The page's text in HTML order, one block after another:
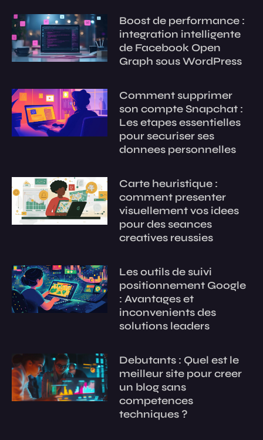
Boost de performance :
integration intelligente
de Facebook Open
Graph sous WordPress
Comment supprimer
son compte Snapchat :
Les etapes essentielles
pour securiser ses
donnees personnelles
Carte heuristique :
comment presenter
visuellement vos idees
pour des seances
creatives reussies
Les outils de suivi
positionnement Google
: Avantages et
inconvenients des
solutions leaders
Debutants : Quel est le
meilleur site pour creer
un blog sans
competences
techniques ?